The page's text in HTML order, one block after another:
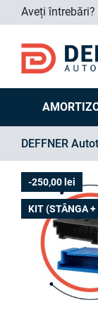
Aveți întrebări?
DEFFNER
-250,00 lei
KIT (STÂNGA +